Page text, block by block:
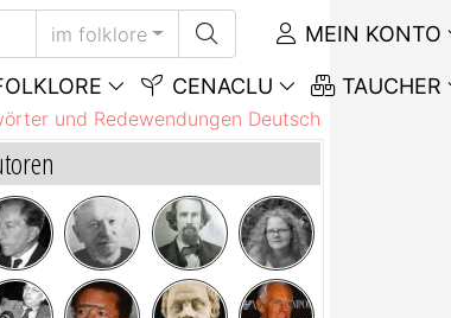
im folklore MEIN KONTO
CENACLU TAUCHER
und Redewendungen Deutsch